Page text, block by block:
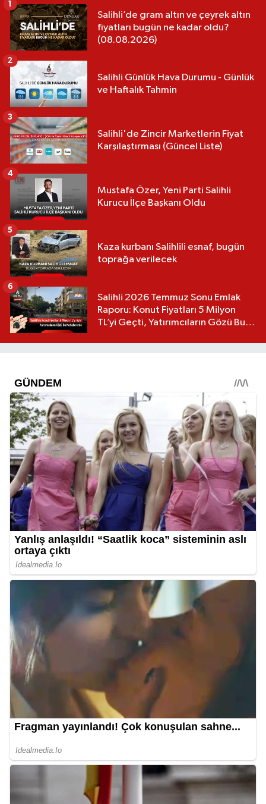
Salihli’de gram altın ve çeyrek altın
fiyatları bugün ne kadar oldu?
(08.08.2026)
1
Salihli Günlük Hava Durumu - Günlük
ve Haftalık Tahmin
2
Salihli'de Zincir Marketlerin Fiyat
Karşılaştırması (Güncel Liste)
3
Mustafa Özer, Yeni Parti Salihli
Kurucu İlçe Başkanı Oldu
4
Kaza kurbanı Salihlili esnaf, bugün
toprağa verilecek
5
Salihli 2026 Temmuz Sonu Emlak
Raporu: Konut Fiyatları 5 Milyon
TL’yi Geçti, Yatırımcıların Gözü Bu
6